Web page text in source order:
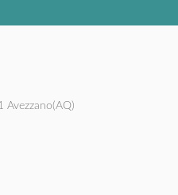
Avezzano(AQ)